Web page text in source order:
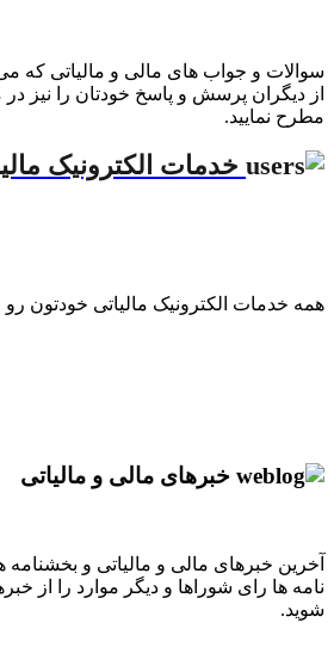
سوالات و جواب های مالی و مالیاتی که می
از دیگران پرسش و پاسخ خودتان را نیز
مطرح نمایید.
خدمات الکترونیک
همه خدمات الکترونیک مالیاتی خودتون رو
خبرهای مالی و مالیاتی
آخرین خبرهای مالی و مالیاتی و بخشنامه
نامه ها رای شوراها و دیگر موارد را از
شوید.